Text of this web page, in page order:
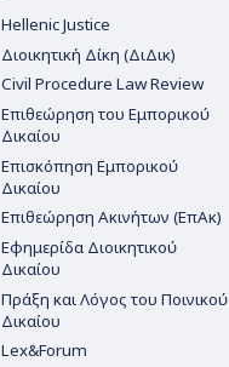
Hellenic Justice
Διοικητική Δίκη (ΔιΔικ)
Civil Procedure Law Review
Επιθεώρηση του Εμπορικού
Δικαίου
Επισκόπηση Εμπορικού
Δικαίου
Επιθεώρηση Ακινήτων (ΕπΑκ)
Εφημερίδα Διοικητικού
Δικαίου
Πράξη και Λόγος του Ποινικού
Δικαίου
Lex&Forum